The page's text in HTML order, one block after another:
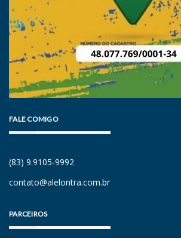
FALE COMIGO
(83) 9.9105-9992
contato@alelontra.com.br
PARCEIROS